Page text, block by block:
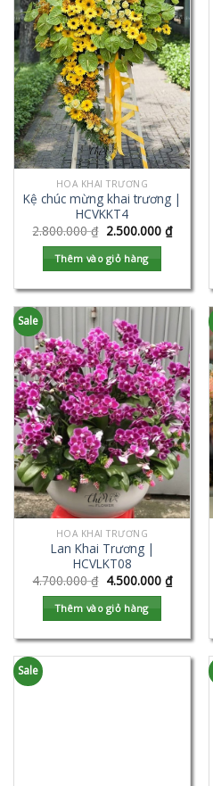
HOA KHAI TRƯƠNG
Kệ chúc mừng khai trương |
HCVKKT4
2.800.000₫ 2.500.000 ₫
Thêm vào giỏ hàng
Sale
HOA KHAI TRƯƠNG
Lan Khai Trương |
HCVLKT08
4.700.000₫ 4.500.000 ₫
Thêm vào giỏ hàng
Sale